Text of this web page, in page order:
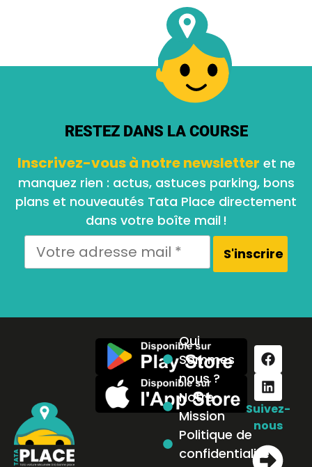
RESTEZ DANS LA COURSE
Inscrivez-vous à notre newsletter et ne
manquez rien : actus, astuces parking, bons
plans et nouveautés Tata Place directement
dans votre boîte mail !
Qui
Sommes
nous ?
Notre
Mission
Politique de
confidentialité
Suivez-
nous